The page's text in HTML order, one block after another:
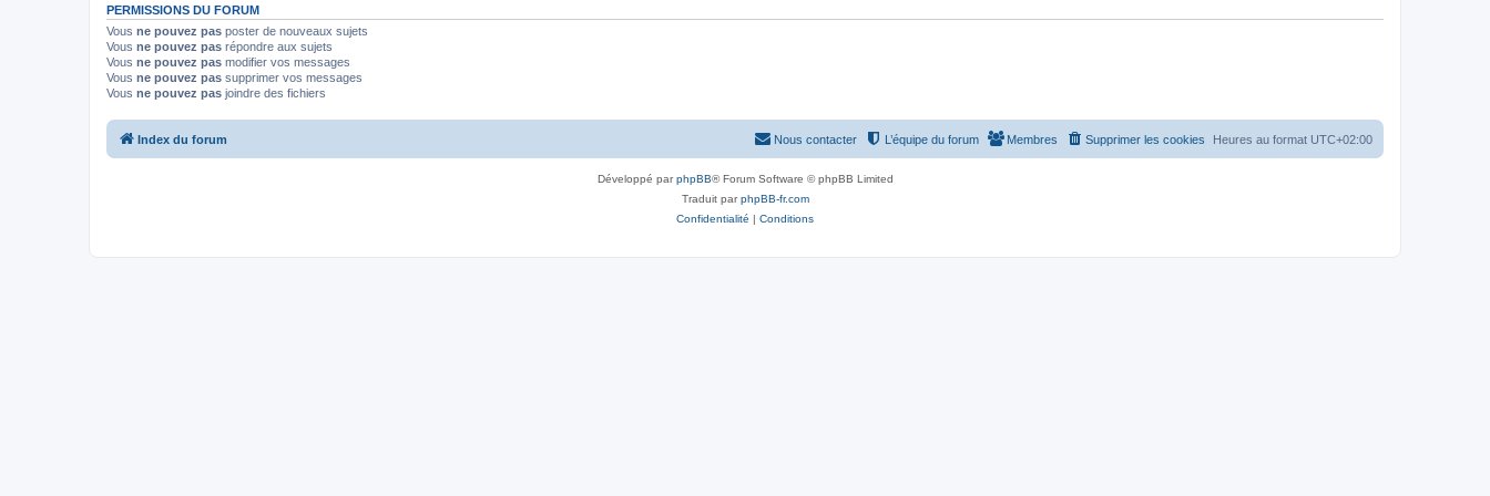
PERMISSIONS DU FORUM
Vous ne pouvez pas poster de nouveaux sujets
Vous ne pouvez pas répondre aux sujets
Vous ne pouvez pas modifier vos messages
Vous ne pouvez pas supprimer vos messages
Vous ne pouvez pas joindre des fichiers
Index du forum Heures au format UTC+02:00
Supprimer les cookies
Membres
L’équipe du forum
Nous contacter
Développé parphpBB® Forum Software © phpBB Limited
Traduit parphpBB-fr.com
Confidentialité | Conditions